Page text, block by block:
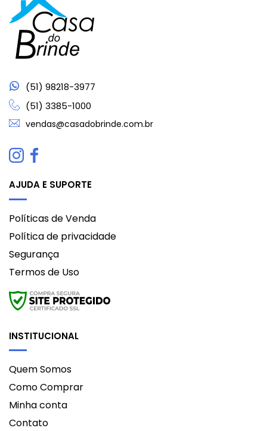
(51) 98218-3977
(51) 3385-1000
vendas@casadobrinde.com.br
AJUDA E SUPORTE
Políticas de Venda
Política de privacidade
Segurança
Termos de Uso
INSTITUCIONAL
Quem Somos
Como Comprar
Minha conta
Contato